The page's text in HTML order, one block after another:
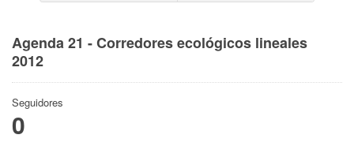
Agenda 21 - Corredores ecológicos lineales
2012
Seguidores
0